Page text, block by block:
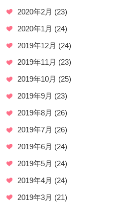
2020年2月 (23)
2020年1月 (24)
2019年12月 (24)
2019年11月 (23)
2019年10月 (25)
2019年9月 (23)
2019年8月 (26)
2019年7月 (26)
2019年6月 (24)
2019年5月 (24)
2019年4月 (24)
2019年3月 (21)